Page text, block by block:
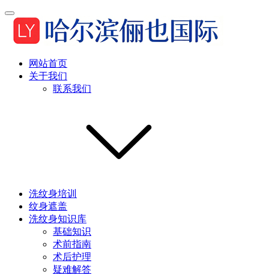
网站首页
关于我们
联系我们
洗纹身培训
纹身遮盖
洗纹身知识库
基础知识
术前指南
术后护理
疑难解答